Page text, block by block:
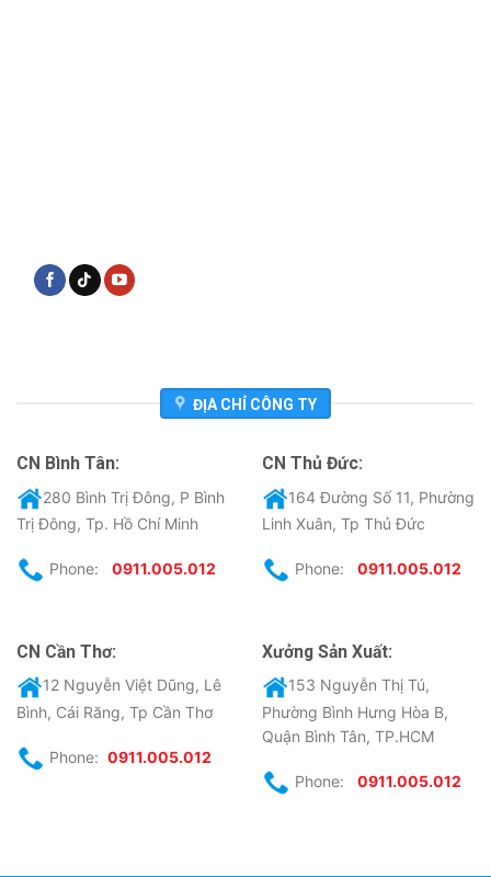
ĐỊA CHỈ CÔNG TY
CN Bình Tân:
280 Bình Trị Đông, P Bình
Trị Đông, Tp. Hồ Chí Minh
Phone: 0911.005.012
CN Thủ Đức:
164 Đường Số 11, Phường
Linh Xuân, Tp Thủ Đức
Phone: 0911.005.012
CN Cần Thơ:
12 Nguyễn Việt Dũng, Lê
Bình, Cái Răng, Tp Cần Thơ
Phone: 0911.005.012
Xưởng Sản Xuất:
153 Nguyễn Thị Tú,
Phường Bình Hưng Hòa B,
Quận Bình Tân, TP.HCM
Phone: 0911.005.012